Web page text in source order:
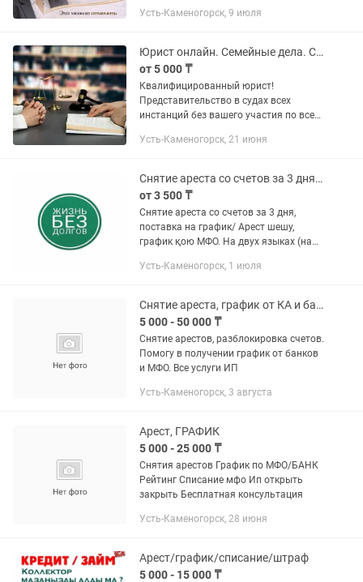
Внесудебное и судебное банкротство.
Усть-Каменогорск, 9 июля
Юрист онлайн. Семейные дела. Снятие с ареста. Взыскание долгов.
от 5 000 ₸
Квалифицированный юрист!
Представительство в судах всех
инстанций без вашего участия по всем
Установление и оспаривание
нажитого...
Усть-Каменогорск, 21 июня
Снятие ареста со счетов за 3 дня, поставка на график/ Арест шешу, график қ
от 3 500 ₸
Снятие ареста со счетов за 3 дня,
поставка на график/ Арест шешу,
график қою МФО. На двух языках (на
помощь/ Заңгерлік көмек. Писать . қа
Усть-Каменогорск, 1 июля
Снятие ареста, график от КА и банков
5 000 - 50 000 ₸
Снятие арестов, разблокировка счетов.
Помогу в получении график от банков
и МФО. Все услуги ИП
Усть-Каменогорск, 3 августа
Арест, ГРАФИК
5 000 - 25 000 ₸
Снятия арестов График по МФО/БАНК
Рейтинг Списание мфо Ип открыть
закрыть Бесплатная консультация
Усть-Каменогорск, 28 июня
Арест/график/списание/штраф
5 000 - 15 000 ₸